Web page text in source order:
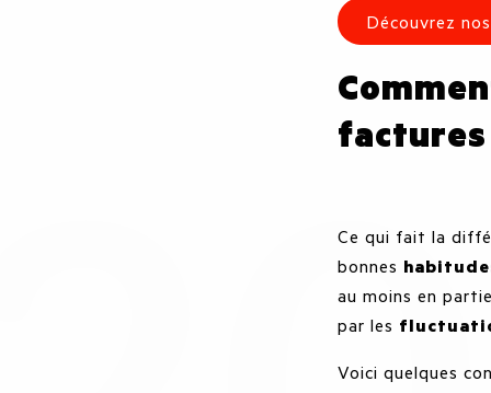
Découvrez
factures
Ce qui fait la
bonnes
au moins en
par les
Voici quelques